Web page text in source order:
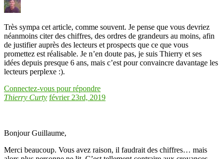
Très sympa cet article, comme souvent. Je pense que vous devriez
néanmoins citer des chiffres, des ordres de grandeurs au moins, afin
de justifier auprès des lecteurs et prospects que ce que vous
promettez est réalisable. Je n’en doute pas, je suis Thierry et ses
idées depuis presque 6 ans, mais c’est pour convaincre davantage les
lecteurs perplexe :).
Connectez-vous pour répondre
Thierry Curty février 23rd, 2019
Bonjour Guillaume,
Merci beaucoup. Vous avez raison, il faudrait des chiffres… mais